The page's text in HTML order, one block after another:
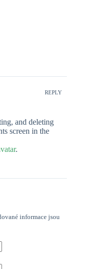
REPLY
and deleting
screen in the
.
informace jsou